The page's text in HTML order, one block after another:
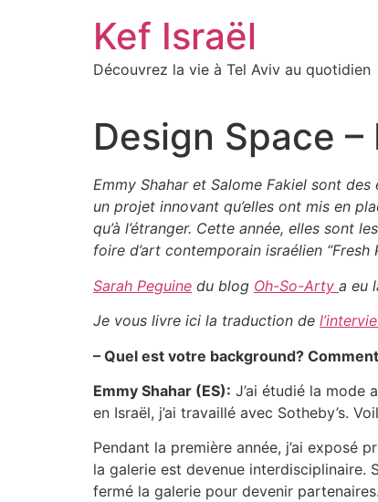
Kef Israël
Découvrez la vie à Tel Aviv au quotidien
Design Space –
Emmy Shahar et Salome Fakiel sont
un projet innovant qu’elles ont mis en
qu’à l’étranger. Cette année, elles sont
foire d’art contemporain israélien
Sarah Peguine du blog Oh-So-Arty a eu
Je vous livre ici la traduction de
– Quel est votre background?
Emmy Shahar (ES): J’ai étudié la mode
en Israël, j’ai travaillé avec Sotheby’s.
Pendant la première année, j’ai exposé
la galerie est devenue interdisciplinaire.
fermé la galerie pour devenir